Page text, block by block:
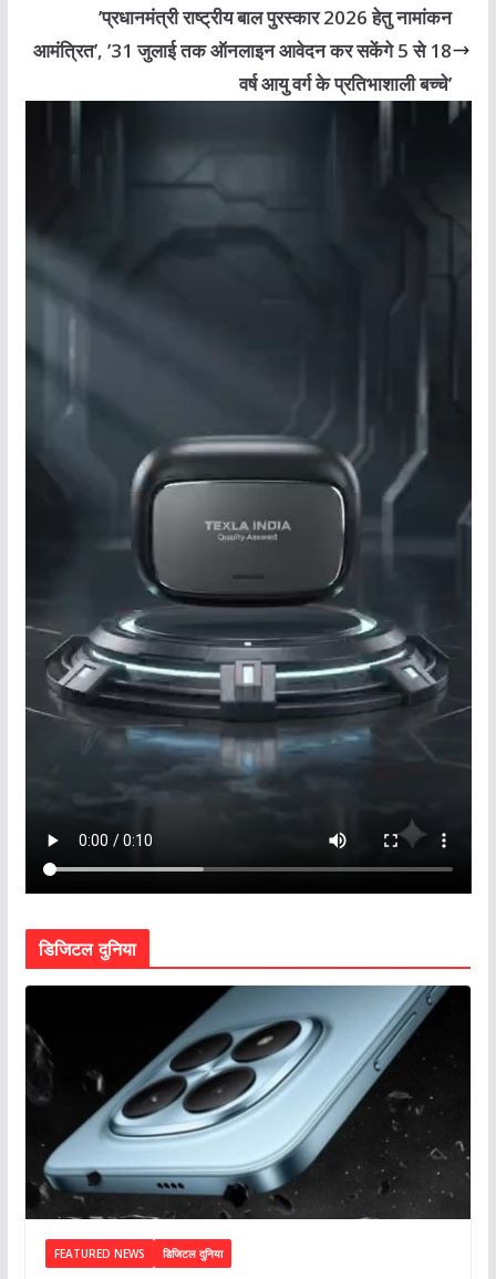
’प्रधानमंत्री राष्ट्रीय बाल पुरस्कार 2026 हेतु नामांकन
आमंत्रित’, ’31 जुलाई तक ऑनलाइन आवेदन कर सकेंगे 5 से 18
वर्ष आयु वर्ग के प्रतिभाशाली बच्चे’
डिजिटल दुनिया
FEATURED NEWS डिजिटल दुनिया